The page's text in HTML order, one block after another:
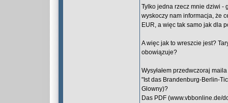
Tylko jedna rzecz mnie dziwi -
wyskoczy nam informacja, że
EUR, a więc tak samo jak dla
A więc jak to wreszcie jest?
obowiązuje?
Wysyłałem przedwczoraj
"Ist das Brandenburg-Berlin-
Glowny)?
Das PDF (www.vbbonline.de/